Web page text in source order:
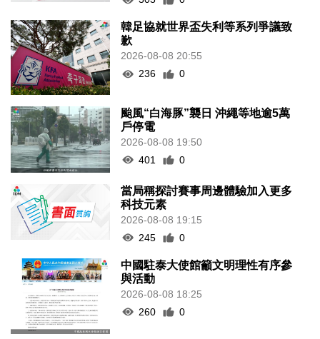
韓足協就世界盃失利等系列爭議致
歉
2026-08-08 20:55
236
0
颱風“白海豚”襲日 沖繩等地逾5萬
戶停電
2026-08-08 19:50
401
0
當局稱探討賽事周邊體驗加入更多
科技元素
2026-08-08 19:15
245
0
中國駐泰大使館籲文明理性有序參
與活動
2026-08-08 18:25
260
0